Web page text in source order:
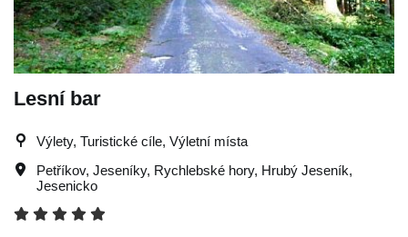
Lesní bar
Výlety, Turistické cíle, Výletní místa
Petříkov, Jeseníky, Rychlebské hory, Hrubý Jeseník,
Jesenicko